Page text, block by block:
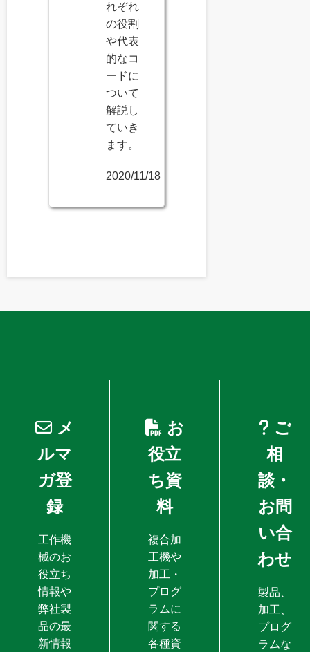
れぞれ
の役割
や代表
的なコ
ードに
ついて
解説し
ていき
ます。
2020/11/18
メ
ルマ
ガ登
録
工作機
械のお
役立ち
情報や
弊社製
品の最
新情報
お
役立
ち資
料
複合加
工機や
加工・
プログ
ラムに
関する
各種資
ご
相
談・
お問
い合
わせ
製品、
加工、
プログ
ラムな